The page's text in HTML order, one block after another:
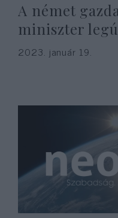
A német
miniszter
2023. január 19.